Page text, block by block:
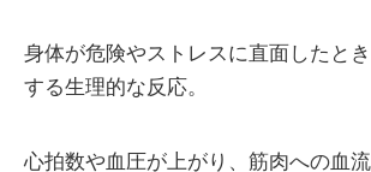
身体が危険やストレスに直面したと
する生理的な反応。
心拍数や血圧が上がり、筋肉への血